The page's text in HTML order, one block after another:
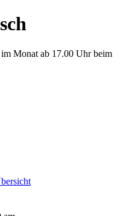
Monat ab 17.00 Uhr beim